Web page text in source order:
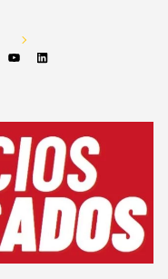
FacebookYouTube